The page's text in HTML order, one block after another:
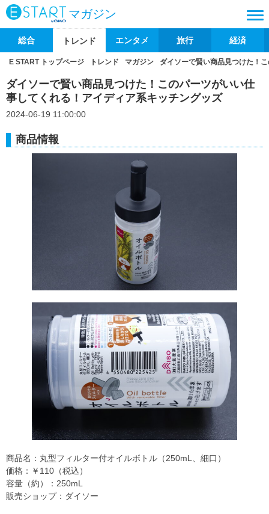
マガジン
総合 トレンド エンタメ 旅行 経済
E START トップページ トレンド マガジン ダイソーで賢い商品見つけた！
ダイソーで賢い商品見つけた！このパーツがいい仕
事してくれる！アイディア系キッチングッズ
2024-06-19 11:00:00
商品情報
商品名：丸型フィルター付オイルボトル（250mL、細口）
価格：￥110（税込）
容量（約）：250mL
販売ショップ：ダイソー